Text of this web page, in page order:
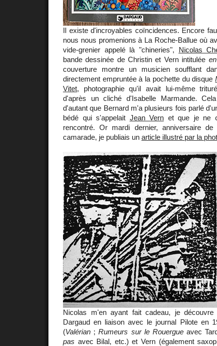
Il existe d'incroyables coïncidences. Encore
nous nous promenions à La Roche-Ballue où
vide-grenier appelé là "chineries", Nicolas
bande dessinée de Christin et Vern intitulée
couverture montre un musicien soufflant
directement empruntée à la pochette du disque
Vitet, photographie qu'il avait lui-même
d'après un cliché d'Isabelle Marmande.
d'autant que Bernard m'a plusieurs fois parlé
bédé qui s'appelait Jean Vern et que je ne
rencontré. Or mardi dernier, anniversaire
camarade, je publiais un article illustré par la
Nicolas m'en ayant fait cadeau, je
Dargaud en liaison avec le journal Pilote en
(Valérian ;Rumeurs sur le Rouergueavec
pas avec Bilal, etc.) et Vern (également